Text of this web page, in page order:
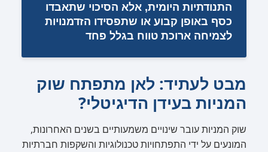
התנודתיות היומית, אלא הסיכוי שתאבדו
כסף באופן קבוע או שתפסידו הזדמנויות
לצמיחה ארוכת טווח בגלל פחד
מבט לעתיד: לאן מתפתח שוק
המניות בעידן הדיגיטלי?
שוק המניות עובר שינויים משמעותיים בשנים האחרונות,
המונעים על ידי התפתחויות טכנולוגיות והשקפות חברתיות